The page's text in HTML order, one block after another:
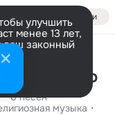
Войти
улучшить
менее 13 лет,
ваш законный
Canção
6песен
музыка